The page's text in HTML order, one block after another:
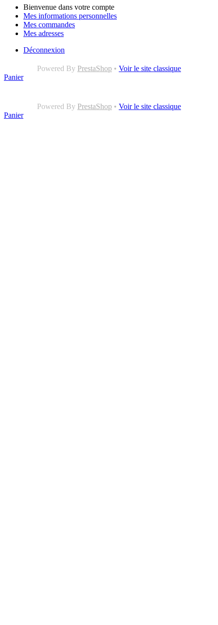
Bienvenue dans votre compte
Mes informations personnelles
Mes commandes
Mes adresses
Déconnexion
Powered By PrestaShop • Voir le site classique
Panier
Powered By PrestaShop • Voir le site classique
Panier